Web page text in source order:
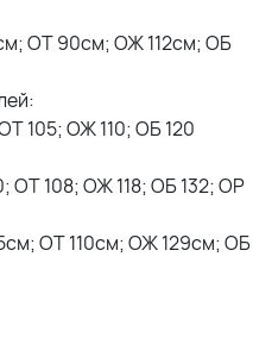
ОТ 90см; ОЖ 112см; ОБ
105; ОЖ 110; ОБ 120
ОТ 108; ОЖ 118; ОБ 132; ОР
ОТ 110см; ОЖ 129см; ОБ